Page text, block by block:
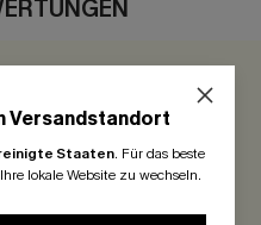
der bewertet
Versandstandort
Staaten. Für das beste
lokale Website zu wechseln.